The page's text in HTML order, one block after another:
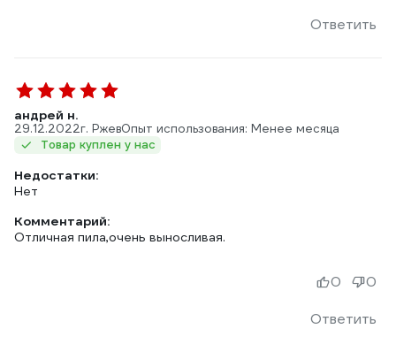
Ответить
андрей н.
29.12.2022г. РжевОпыт использования: Менее месяца
Товар куплен у нас
Недостатки:
Нет
Комментарий:
Отличная пила,очень выносливая.
Ответить
0 0